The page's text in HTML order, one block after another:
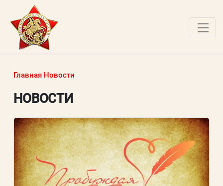
РАБОТЫ ПОБЕДИТЕЛЕЙ
ВОПРОСЫ
ВХОД В ЛК
ВХОД В ЛИЧНЫЙ КАБИНЕТ
Главная Новости
НОВОСТИ